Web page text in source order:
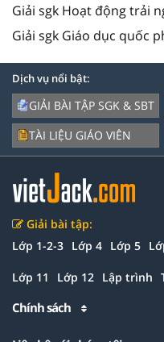
Giải sgk Hoạt động trải
Giải sgk Giáo dục quốc
Dịch vụ nổi bật:
GIẢI BÀI TẬP SGK & SBT
TÀI LIỆU GIÁO VIÊN
Giải bài tập:
Lớp 1-2-3 Lớp 4 Lớp 5
Lớp 11 Lớp 12 Lập trình
Chính sách